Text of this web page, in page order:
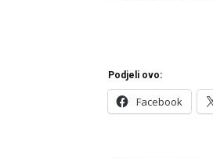
Podjeli ovo:
Facebook